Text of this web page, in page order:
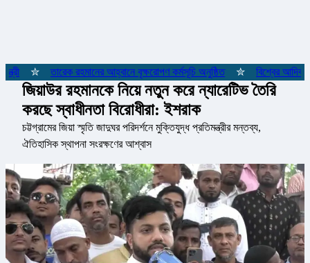
✮ তারেক রহমানের আহ্বানে বৃক্ষরোপণ কর্মসূচি অনুষ্ঠিত ✮ বিশ্বের আদিবাসী
জিয়াউর রহমানকে নিয়ে নতুন করে ন্যারেটিভ তৈরি
করছে স্বাধীনতা বিরোধীরা: ইশরাক
চট্টগ্রামের জিয়া স্মৃতি জাদুঘর পরিদর্শনে মুক্তিযুদ্ধ প্রতিমন্ত্রীর মন্তব্য,
ঐতিহাসিক স্থাপনা সংরক্ষণের আশ্বাস